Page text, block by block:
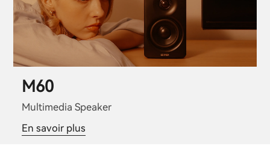
M60
Multimedia Speaker
En savoir plus